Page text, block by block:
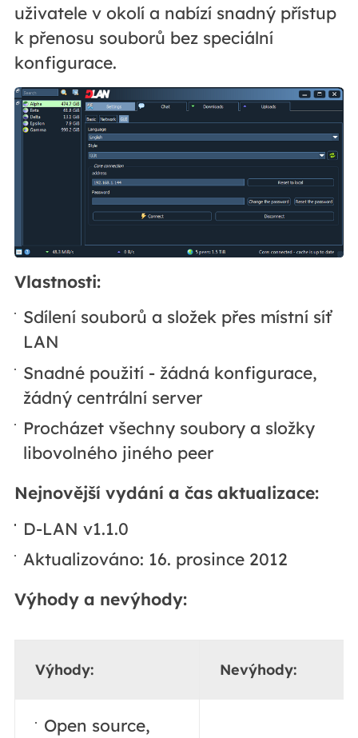
uživatele v okolí a nabízí snadný přístup
k přenosu souborů bez speciální
konfigurace.
Vlastnosti:
Sdílení souborů a složek přes místní síť
LAN
Snadné použití - žádná konfigurace,
žádný centrální server
Procházet všechny soubory a složky
libovolného jiného peer
Nejnovější vydání a čas aktualizace:
D-LAN v1.1.0
Aktualizováno: 16. prosince 2012
Výhody a nevýhody:
Výhody: Nevýhody:
Open source,